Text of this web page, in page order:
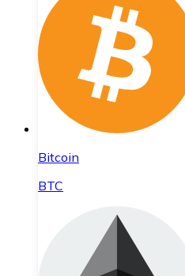
Bitcoin
BTC